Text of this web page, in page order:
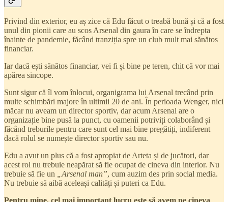
Privind din exterior, eu aș zice că Edu făcut o treabă bună și că a fost
unul din pionii care au scos Arsenal din gaura în care se îndrepta
înainte de pandemie, făcând tranziția spre un club mult mai sănătos
financiar.
Iar dacă ești sănătos financiar, vei fi și bine pe teren, chit că vor mai
apărea sincope.
Sunt sigur că îl vom înlocui, organigrama lui Arsenal trecând prin
multe schimbări majore în ultimii 20 de ani. În perioada Wenger, nici
măcar nu aveam un director sportiv, dar acum Arsenal are o
organizație bine pusă la punct, cu oamenii potriviți colaborând și
făcând treburile pentru care sunt cel mai bine pregătiți, indiferent
dacă rolul se numește director sportiv sau nu.
Edu a avut un plus că a fost apropiat de Arteta și de jucători, dar
acest rol nu trebuie neapărat să fie ocupat de cineva din interior. Nu
trebuie să fie un
„Arsenal man”, cum auzim des prin social media.
Nu trebuie să aibă aceleași calități și puteri ca Edu.
Pentru mine, cel mai important lucru este să avem pe cineva